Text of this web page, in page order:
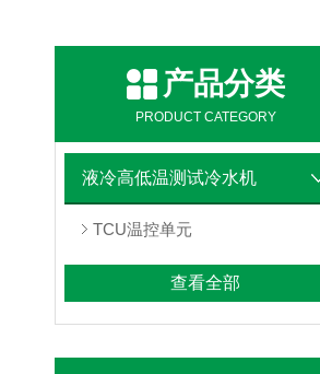
产品分类
PRODUCT CATEGORY
液冷高低温测试冷水机
TCU温控单元
查看全部